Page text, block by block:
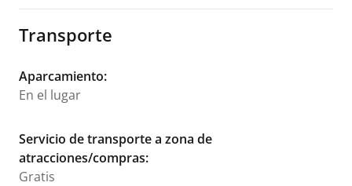
Transporte
Aparcamiento:
En el lugar
Servicio de transporte a zona de
atracciones/compras:
Gratis